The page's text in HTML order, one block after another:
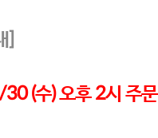
(수) 오후 2시 주